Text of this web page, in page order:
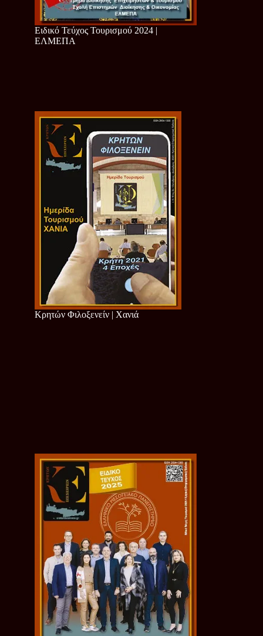
Ειδικό Τεύχος Τουρισμού 2024 |
ΕΛΜΕΠΑ
Κρητών Φιλοξενείν | Χανιά